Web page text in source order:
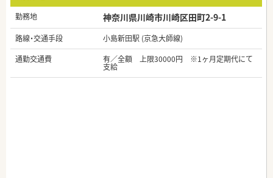
勤務地 神奈川県川崎市川崎区田町2-9-1
路線・交通手段
小島新田駅 (京急大師線)
通勤交通費
有／全額 上限30000円 ※1ヶ月定期代にて
支給